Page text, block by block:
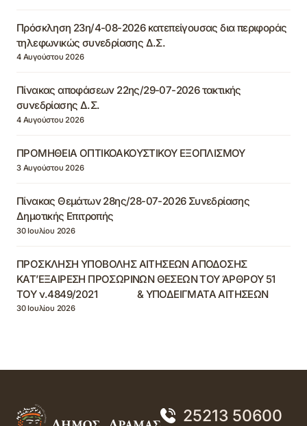
Πρόσκληση 23η/4-08-2026 κατεπείγουσας δια περιφοράς
τηλεφωνικώς συνεδρίασης Δ.Σ.
4 Αυγούστου 2026
Πίνακας αποφάσεων 22ης/29-07-2026 τακτικής
συνεδρίασης Δ.Σ.
4 Αυγούστου 2026
ΠΡΟΜΗΘΕΙΑ ΟΠΤΙΚΟΑΚΟΥΣΤΙΚΟΥ ΕΞΟΠΛΙΣΜΟΥ
3 Αυγούστου 2026
Πίνακας Θεμάτων 28ης/28-07-2026 Συνεδρίασης
Δημοτικής Επιτροπής
30 Ιουλίου 2026
ΠΡΟΣΚΛΗΣΗ ΥΠΟΒΟΛΗΣ ΑΙΤΗΣΕΩΝ ΑΠΟΔΟΣΗΣ
ΚΑΤ’ΕΞΑΙΡΕΣΗ ΠΡΟΣΩΡΙΝΩΝ ΘΕΣΕΩΝ ΤΟΥ ΆΡΘΡΟΥ 51
ΤΟΥ ν.4849/2021 & ΥΠΟΔΕΙΓΜΑΤΑ ΑΙΤΗΣΕΩΝ
30 Ιουλίου 2026
25213 50600